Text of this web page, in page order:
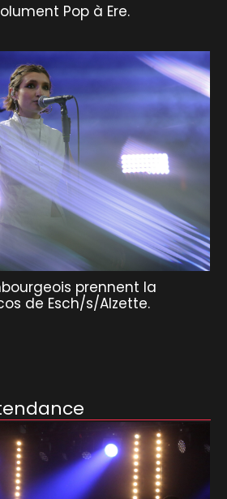
Pop à Ere.
prennent la
de Esch/s/Alzette.